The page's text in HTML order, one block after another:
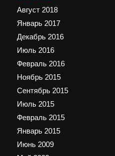
Август 2018
Январь 2017
Декабрь 2016
Июль 2016
Февраль 2016
Ноябрь 2015
Сентябрь 2015
Июль 2015
Февраль 2015
Январь 2015
Июнь 2009